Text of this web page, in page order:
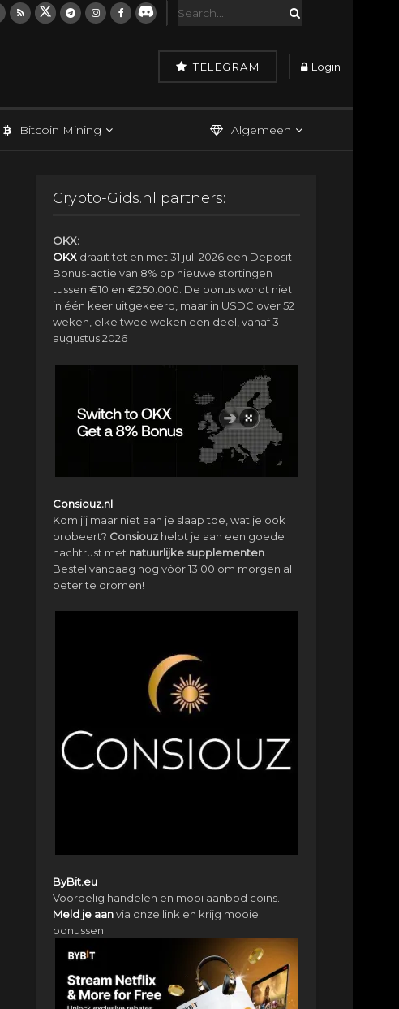
TELEGRAM Login
Bitcoin Mining Algemeen
Crypto-Gids.nl partners:
OKX:
OKX draait tot en met 31 juli 2026 een Deposit
Bonus-actie van 8% op nieuwe stortingen
tussen €10 en €250.000. De bonus wordt niet
in één keer uitgekeerd, maar in USDC over 52
weken, elke twee weken een deel, vanaf 3
augustus 2026
Consiouz.nl
Kom jij maar niet aan je slaap toe, wat je ook
probeert? Consiouz helpt je aan een goede
nachtrust met natuurlijke supplementen
Bestel vandaag nog vóór 13:00 om morgen al
beter te dromen!
ByBit.eu
Voordelig handelen en mooi aanbod coins.
Meld je aanvia onze link en krijg mooie
bonussen.